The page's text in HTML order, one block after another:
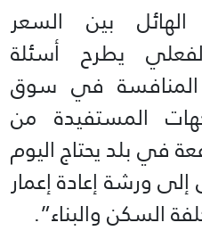
الهائل بين السعر
يطرح أسئلة
في سوق
المستفيدة من
في بلد يحتاج اليوم
ورشة إعادة إعمار
السكن والبناء”.